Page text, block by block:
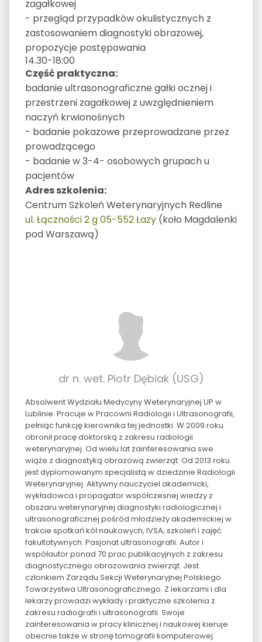
zagałkowej
- przegląd przypadków okulistycznych z
zastosowaniem diagnostyki obrazowej,
propozycje postępowania
14.30-18:00
Część praktyczna:
badanie ultrasonograficzne gałki ocznej i
przestrzeni zagałkowej z uwzględnieniem
naczyń krwionośnych
- badanie pokazowe przeprowadzane przez
prowadzącego
- badanie w 3-4- osobowych grupach u
pacjentów
Adres szkolenia:
Centrum Szkoleń Weterynaryjnych Redline
ul. Łączności 2 g 05-552 Łazy (koło Magdalenki
pod Warszawą)
dr n. wet. Piotr Dębiak (USG)
Absolwent Wydziału Medycyny Weterynaryjnej UP w
Lublinie. Pracuje w Pracowni Radiologii i Ultrasonografii,
pełniąc funkcję kierownika tej jednostki. W 2009 roku
obronił pracę doktorską z zakresu radiologii
weterynaryjnej. Od wielu lat zainteresowania swe
wiąże z diagnostyką obrazową zwierząt. Od 2013 roku
jest dyplomowanym specjalistą w dziedzinie Radiologii
Weterynaryjnej. Aktywny nauczyciel akademicki,
wykładowca i propagator współczesnej wiedzy z
obszaru weterynaryjnej diagnostyki radiologicznej i
ultrasonograficznej pośród młodzieży akademickiej w
trakcie spotkań kół naukowych, IVSA, szkoleń i zajęć
fakultatywnych. Pasjonat ultrasonografii. Autor i
współautor ponad 70 prac publikacyjnych z zakresu
diagnostycznego obrazowania zwierząt. Jest
członkiem Zarządu Sekcji Weterynaryjnej Polskiego
Towarzystwa Ultrasonograficznego. Z lekarzami i dla
lekarzy prowadzi wykłady i praktyczne szkolenia z
zakresu radiografii i ultrasonografii. Swoje
zainteresowania w pracy klinicznej i naukowej kieruje
obecnie także w stronę tomografii komputerowej.